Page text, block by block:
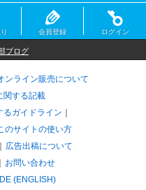
会員登録 ログイン
ブログ
ンライン販売について
関する記載
るガイドライン
のサイトの使い方
広告出稿について
お問い合わせ
(ENGLISH)